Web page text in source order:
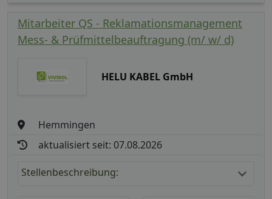
Mitarbeiter QS - Reklamationsmanagement
Mess- & Prüfmittelbeauftragung (m/ w/ d)
HELU KABEL GmbH
Hemmingen
aktualisiert seit: 07.08.2026
Stellenbeschreibung: